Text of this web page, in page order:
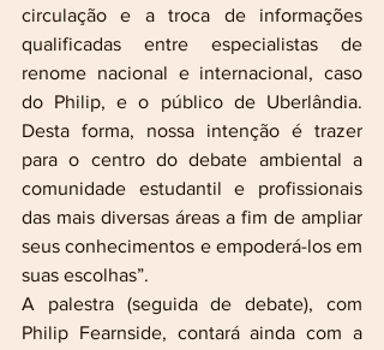
circulação e a troca de informações
qualificadas entre especialistas de
renome nacional e internacional, caso
do Philip, e o público de Uberlândia.
Desta forma, nossa intenção é trazer
para o centro do debate ambiental a
comunidade estudantil e profissionais
das mais diversas áreas a fim de ampliar
seus conhecimentos e empoderá-los em
suas escolhas”.
A palestra (seguida de debate), com
Philip Fearnside, contará ainda com a